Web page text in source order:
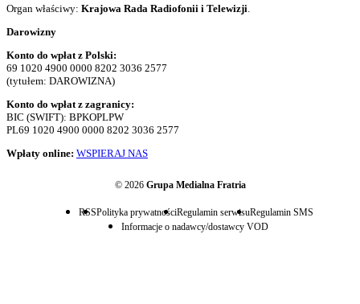
Organ właściwy: Krajowa Rada Radiofonii i Telewizji
Darowizny
Konto do wpłat z Polski:
69 1020 4900 0000 8202 3036 2577
(tytułem: DAROWIZNA)
Konto do wpłat z zagranicy:
BIC (SWIFT): BPKOPLPW
PL69 1020 4900 0000 8202 3036 2577
Wpłaty online: WSPIERAJ NAS
© 2026 Grupa Medialna Fratria
RSSPolityka prywatnościRegulamin serwisuRegulamin SMS
Informacje o nadawcy/dostawcy VOD